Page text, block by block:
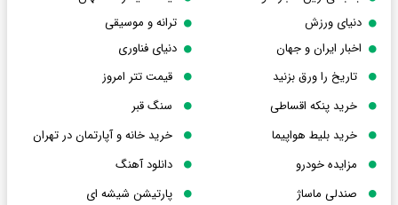
دنیای ورزش
ترانه و موسیقی
اخبار ایران و جهان
دنیای فناوری
تاریخ را ورق بزنید
قیمت تتر امروز
خرید پنکه اقساطی
سنگ قبر
خرید بلیط هواپیما
خرید خانه و آپارتمان در تهران
مزایده خودرو
دانلود آهنگ
صندلی ماساژ
پارتیشن شیشه ای